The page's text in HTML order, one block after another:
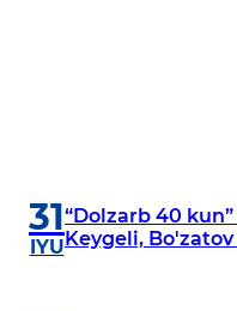
31
IYU
“Dolzarb 40
Keygeli,